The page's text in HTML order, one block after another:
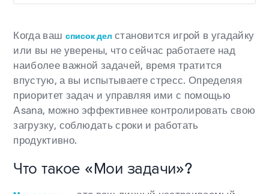
Когда ваш список дел становится игрой в угадайку
или вы не уверены, что сейчас работаете над
наиболее важной задачей, время тратится
впустую, а вы испытываете стресс. Определяя
приоритет задач и управляя ими с помощью
Asana, можно эффективнее контролировать свою
загрузку, соблюдать сроки и работать
продуктивно.
Что такое «Мои задачи»?